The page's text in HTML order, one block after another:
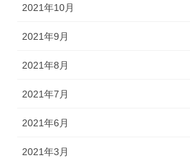
2021年10月
2021年9月
2021年8月
2021年7月
2021年6月
2021年3月